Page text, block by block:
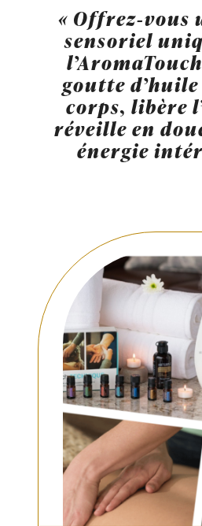
« Offrez‑vous
sensoriel
goutte
corps, libère
réveille en
énergie